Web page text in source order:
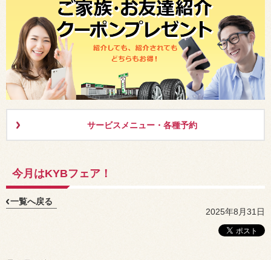
サービスメニュー・各種予約
今月はKYBフェア！
一覧へ戻る
2025年8月31日